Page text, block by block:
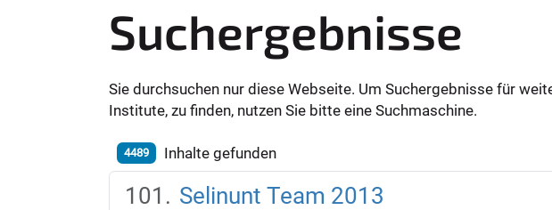
Suchergebnisse
Sie durchsuchen nur diese Webseite. Um Suchergebnisse für
Institute, zu finden, nutzen Sie bitte eine Suchmaschine.
4489 Inhalte gefunden
Selinunt Team 2013